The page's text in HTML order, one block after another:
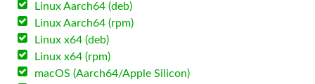
Linux Aarch64 (deb)
Linux Aarch64 (rpm)
Linux x64 (deb)
Linux x64 (rpm)
macOS (Aarch64/Apple Silicon)